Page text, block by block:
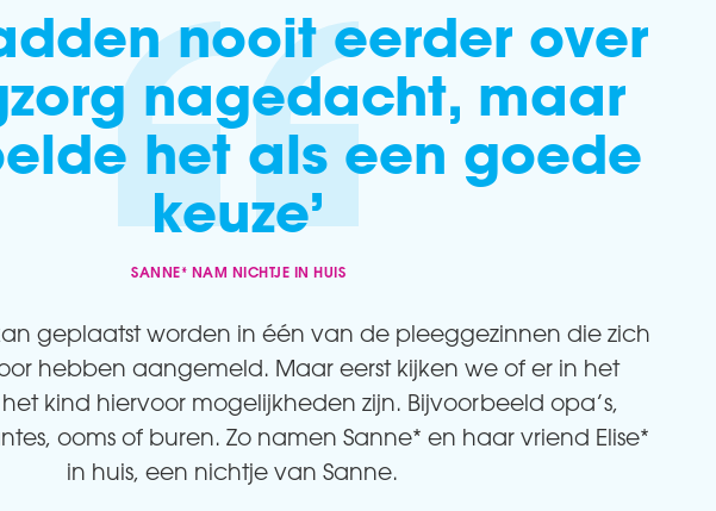
nooit eerder over
nagedacht, maar
het als een goede
keuze’
SANNE* NAM NICHTJE IN HUIS
geplaatst worden in één van de pleeggezinnen die zich
hebben aangemeld. Maar eerst kijken we of er in het
kind hiervoor mogelijkheden zijn. Bijvoorbeeld opa’s,
ooms of buren. Zo namen Sanne* en haar vriend Elise*
in huis, een nichtje van Sanne.